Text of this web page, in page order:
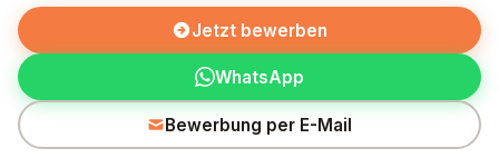
Jetzt bewerben
WhatsApp
Bewerbung per E-Mail